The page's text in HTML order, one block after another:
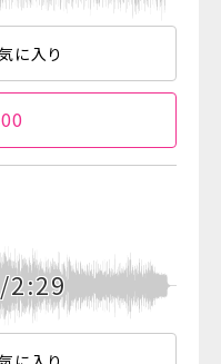
に入り
2:29